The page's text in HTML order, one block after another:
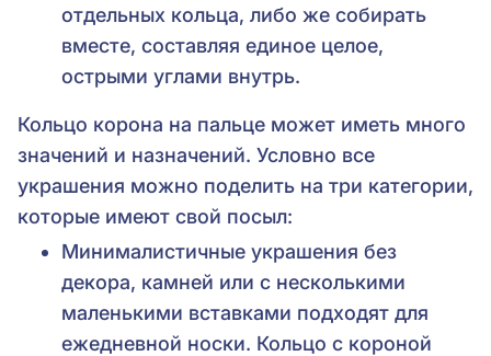
отдельных кольца, либо же собирать
вместе, составляя единое целое,
острыми углами внутрь.
Кольцо корона на пальце может иметь много
значений и назначений. Условно все
украшения можно поделить на три категории,
которые имеют свой посыл:
Минималистичные украшения без
декора, камней или с несколькими
маленькими вставками подходят для
ежедневной носки. Кольцо с короной